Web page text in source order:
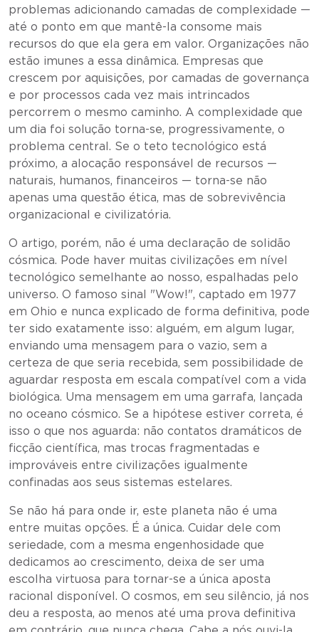
problemas adicionando camadas de complexidade —
até o ponto em que mantê-la consome mais
recursos do que ela gera em valor. Organizações não
estão imunes a essa dinâmica. Empresas que
crescem por aquisições, por camadas de governança
e por processos cada vez mais intrincados
percorrem o mesmo caminho. A complexidade que
um dia foi solução torna-se, progressivamente, o
problema central. Se o teto tecnológico está
próximo, a alocação responsável de recursos —
naturais, humanos, financeiros — torna-se não
apenas uma questão ética, mas de sobrevivência
organizacional e civilizatória.
O artigo, porém, não é uma declaração de solidão
cósmica. Pode haver muitas civilizações em nível
tecnológico semelhante ao nosso, espalhadas pelo
universo. O famoso sinal "Wow!", captado em 1977
em Ohio e nunca explicado de forma definitiva, pode
ter sido exatamente isso: alguém, em algum lugar,
enviando uma mensagem para o vazio, sem a
certeza de que seria recebida, sem possibilidade de
aguardar resposta em escala compatível com a vida
biológica. Uma mensagem em uma garrafa, lançada
no oceano cósmico. Se a hipótese estiver correta, é
isso o que nos aguarda: não contatos dramáticos de
ficção científica, mas trocas fragmentadas e
improváveis entre civilizações igualmente
confinadas aos seus sistemas estelares.
Se não há para onde ir, este planeta não é uma
entre muitas opções. É a única. Cuidar dele com
seriedade, com a mesma engenhosidade que
dedicamos ao crescimento, deixa de ser uma
escolha virtuosa para tornar-se a única aposta
racional disponível. O cosmos, em seu silêncio, já nos
deu a resposta, ao menos até uma prova definitiva